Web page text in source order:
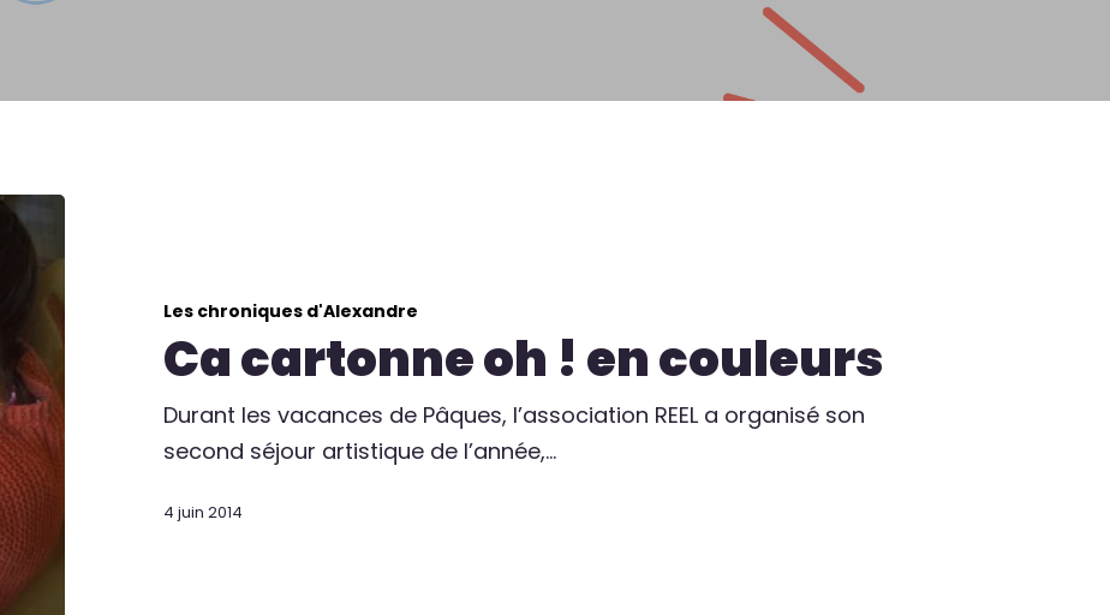
Les chroniques d'Alexandre
Ca cartonne oh ! en couleurs
Durant les vacances de Pâques, l’association REEL a organisé son
second séjour artistique de l’année,…
4 juin 2014